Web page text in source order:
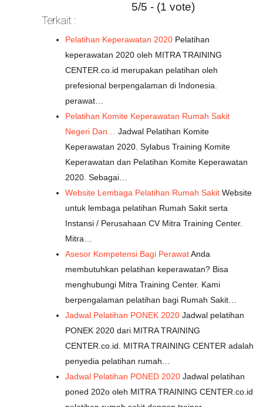
5/5 - (1 vote)
Terkait :
Pelatihan Keperawatan 2020 Pelatihan
keperawatan 2020 oleh MITRA TRAINING
CENTER.co.id merupakan pelatihan oleh
prefesional berpengalaman di Indonesia.
perawat…
Pelatihan Komite Keperawatan Rumah Sakit
Negeri Dan…
Jadwal Pelatihan Komite
Keperawatan 2020. Sylabus Training Komite
Keperawatan dan Pelatihan Komite Keperawatan
2020. Sebagai…
Website Lembaga Pelatihan Rumah Sakit Website
untuk lembaga pelatihan Rumah Sakit serta
Instansi / Perusahaan CV Mitra Training Center.
Mitra…
Asesor Kompetensi Bagi PerawatAnda
membutuhkan pelatihan keperawatan? Bisa
menghubungi Mitra Training Center. Kami
berpengalaman pelatihan bagi Rumah Sakit…
Jadwal Pelatihan PONEK 2020 Jadwal pelatihan
PONEK 2020 dari MITRA TRAINING
CENTER.co.id. MITRA TRAINING CENTER adalah
penyedia pelatihan rumah…
Jadwal Pelatihan PONED 2020 Jadwal pelatihan
poned 202o oleh MITRA TRAINING CENTER.co.id